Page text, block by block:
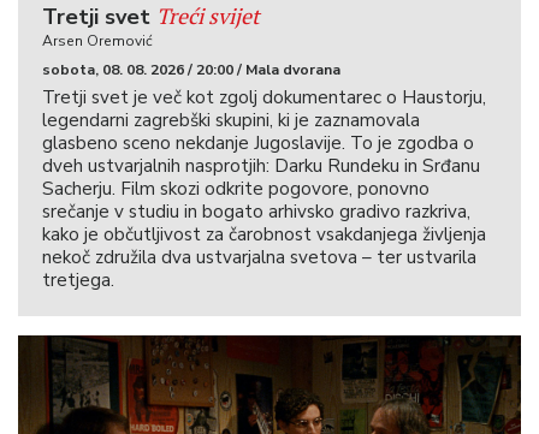
Tretji svet Treći svijet
Arsen Oremović
sobota, 08. 08. 2026 / 20:00 / Mala dvorana
Tretji svet je več kot zgolj dokumentarec o Haustorju,
legendarni zagrebški skupini, ki je zaznamovala
glasbeno sceno nekdanje Jugoslavije. To je zgodba o
dveh ustvarjalnih nasprotjih: Darku Rundeku in Srđanu
Sacherju. Film skozi odkrite pogovore, ponovno
srečanje v studiu in bogato arhivsko gradivo razkriva,
kako je občutljivost za čarobnost vsakdanjega življenja
nekoč združila dva ustvarjalna svetova – ter ustvarila
tretjega.